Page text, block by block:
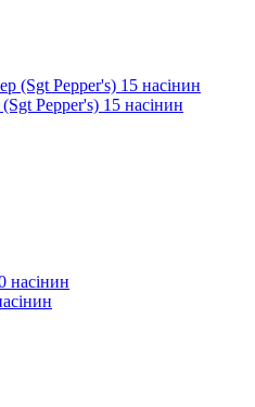
Pepper's) 15 насінин